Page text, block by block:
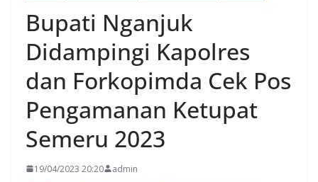
Bupati Nganjuk
Didampingi Kapolres
dan Forkopimda Cek Pos
Pengamanan Ketupat
Semeru 2023
19/04/2023 20:20 admin